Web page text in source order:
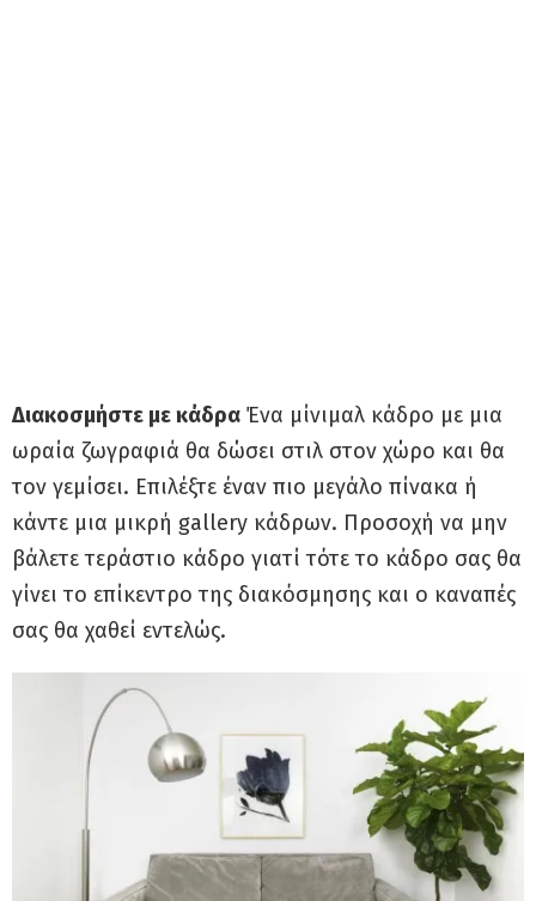
Διακοσμήστε με κάδρα Ένα μίνιμαλ κάδρο με μια
ωραία ζωγραφιά θα δώσει στιλ στον χώρο και θα
τον γεμίσει. Επιλέξτε έναν πιο μεγάλο πίνακα ή
κάντε μια μικρή gallery κάδρων. Προσοχή να μην
βάλετε τεράστιο κάδρο γιατί τότε το κάδρο σας θα
γίνει το επίκεντρο της διακόσμησης και ο καναπές
σας θα χαθεί εντελώς.